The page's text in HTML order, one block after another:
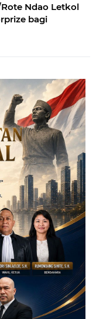
Ndao Letkol
bagi